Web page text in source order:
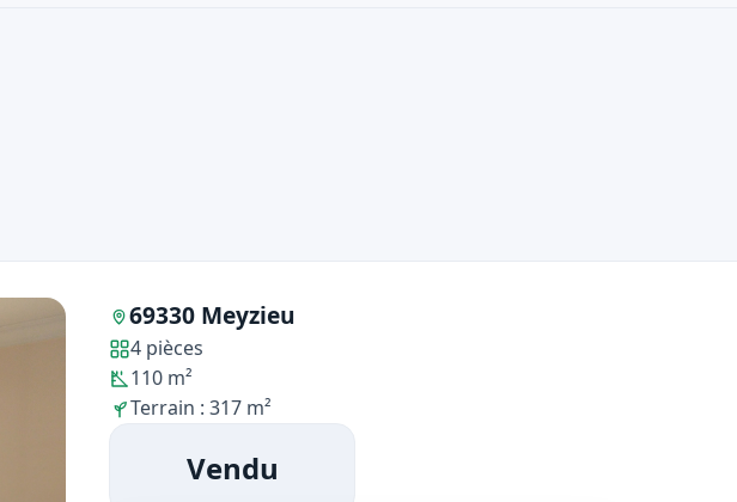
69330 Meyzieu
4 pièces
110 m²
Terrain : 317 m²
Vendu